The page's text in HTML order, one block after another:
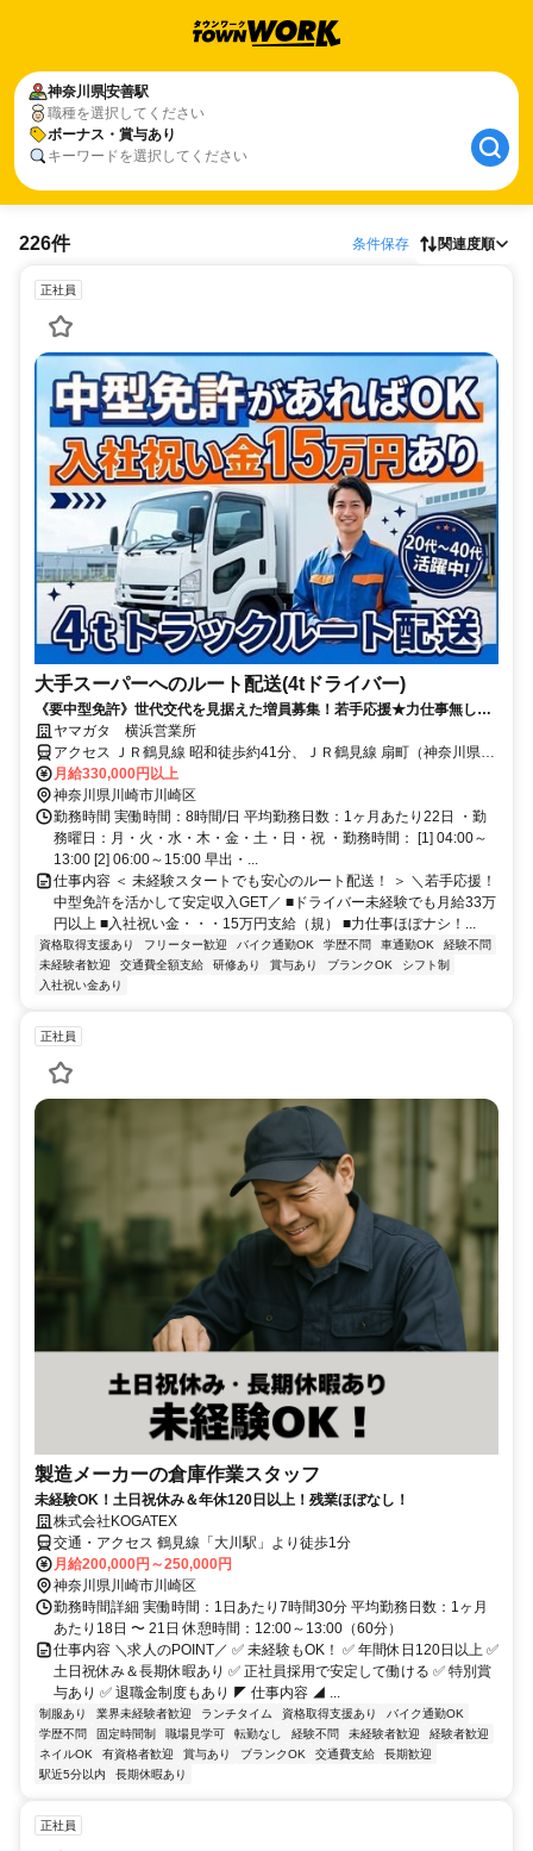
神奈川県安善駅
職種を選択してください
ボーナス・賞与あり
キーワードを選択してください
226件 条件保存 関連度順
正社員
大手スーパーへのルート配送(4tドライバー)
《要中型免許》世代交代を見据えた増員募集！若手応援★力仕事無し！
固定ルートなので道を覚えてしまえば無理なくこなせます◎大手スーパ
ー専属なので腰を据えて長く働けます！
ヤマガタ 横浜営業所
アクセス ＪＲ鶴見線 昭和徒歩約41分、ＪＲ鶴見線 扇町（神奈川県）
徒歩約49分 車通勤OK
月給330,000円以上
神奈川県川崎市川崎区
勤務時間 実働時間：8時間/日 平均勤務日数：1ヶ月あたり22日 ・勤
務曜日：月・火・水・木・金・土・日・祝 ・勤務時間： [1] 04:00～
13:00 [2] 06:00～15:00 早出・...
仕事内容 ＜ 未経験スタートでも安心のルート配送！ ＞ ＼若手応援！
中型免許を活かして安定収入GET／ ■ドライバー未経験でも月給33万
円以上 ■入社祝い金・・・15万円支給（規） ■力仕事ほぼナシ！...
資格取得支援あり フリーター歓迎 バイク通勤OK 学歴不問 車通勤OK
経験不問
未経験者歓迎
交通費全額支給 研修あり 賞与あり ブランクOK
シフト制
入社祝い金あり
正社員
製造メーカーの倉庫作業スタッフ
未経験OK！土日祝休み＆年休120日以上！残業ほぼなし！
株式会社KOGATEX
交通・アクセス 鶴見線「大川駅」より徒歩1分
月給200,000円～250,000円
神奈川県川崎市川崎区
勤務時間詳細 実働時間：1日あたり7時間30分 平均勤務日数：1ヶ月
あたり18日 〜 21日 休憩時間：12:00～13:00（60分）
仕事内容 ＼求人のPOINT／ ✅ 未経験もOK！ ✅ 年間休日120日以上 ✅
土日祝休み＆長期休暇あり ✅ 正社員採用で安定して働ける ✅ 特別賞
与あり ✅ 退職金制度もあり ◤ 仕事内容 ◢ ...
制服あり 業界未経験者歓迎 ランチタイム 資格取得支援あり
バイク通勤OK
学歴不問
固定時間制 職場見学可 転勤なし 経験不問 未経験者歓迎
経験者歓迎
ネイルOK
有資格者歓迎 賞与あり ブランクOK 交通費支給
長期歓迎
駅近5分以内
長期休暇あり
正社員